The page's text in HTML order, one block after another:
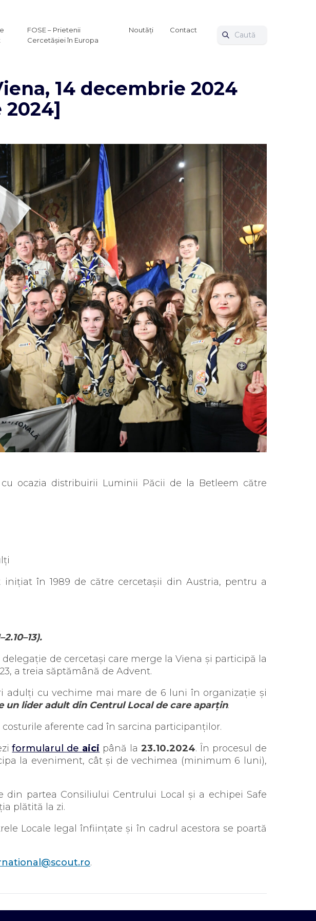
FOSE – Prietenii
Cercetășiei în Europa
Noutăți Contact
14 decembrie 2024
ocazia distribuirii Luminii Păcii de la Betleem către
în 1989 de către cercetașii din Austria, pentru a
de cercetași care merge la Viena și participă la
a treia săptămână de Advent.
adulți cu vechime mai mare de 6 luni în organizație și
lider adult din Centrul Local de care aparțin.
aferente cad în sarcina participanților.
formularul de aici până la23.10.2024. În procesul de
la eveniment, cât și de vechimea (minimum 6 luni),
din partea Consiliului Centrului Local și a echipei Safe
plătită la zi.
Locale legal înființate și în cadrul acestora se poartă
.